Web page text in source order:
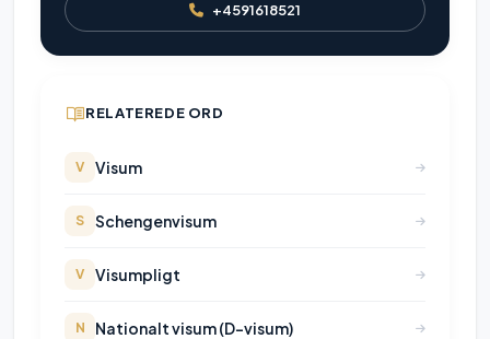
+4591618521
RELATEREDE ORD
V Visum
S Schengenvisum
V Visumpligt
N Nationalt visum (D-visum)